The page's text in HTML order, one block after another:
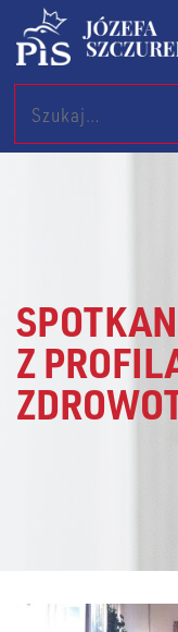
Search
Z